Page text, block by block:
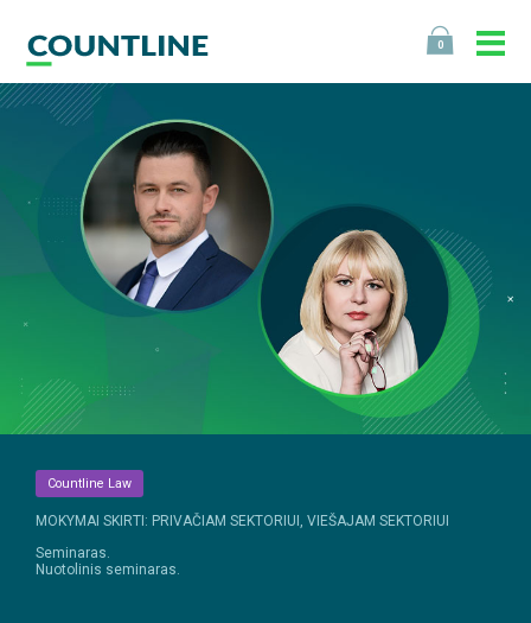
0
Countline Law
MOKYMAI SKIRTI: PRIVAČIAM SEKTORIUI, VIEŠAJAM SEKTORIUI
Seminaras.
Nuotolinis seminaras.